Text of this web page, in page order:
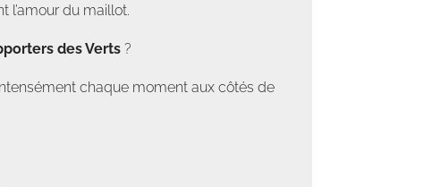
l’amour du maillot.
des Verts ?
chaque moment aux côtés de